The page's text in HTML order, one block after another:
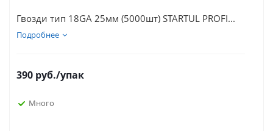
Гвозди тип 18GA 25мм (5000шт) STARTUL PROFI...
Подробнее
390 руб./упак
Много